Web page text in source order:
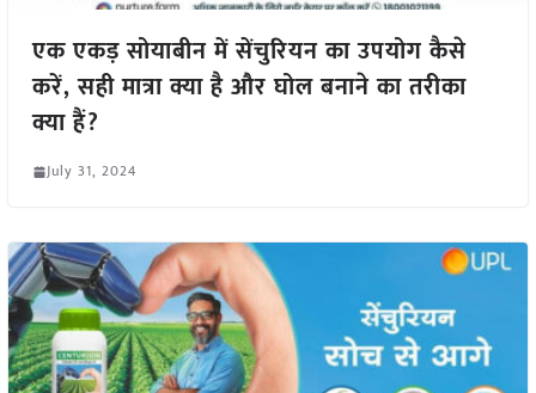
एक एकड़ सोयाबीन में सेंचुरियन का उपयोग कैसे
करें, सही मात्रा क्या है और घोल बनाने का तरीका
क्या हैं?
July 31, 2024